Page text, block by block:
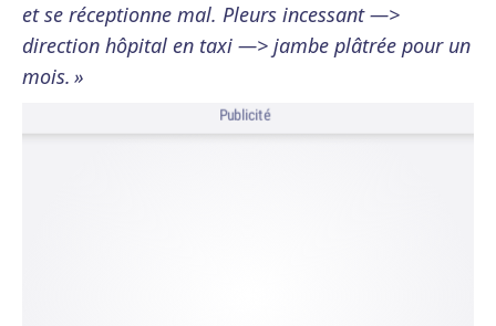
et se réceptionne mal. Pleurs incessant —>
direction hôpital en taxi —> jambe plâtrée pour un
mois. »
Publicité